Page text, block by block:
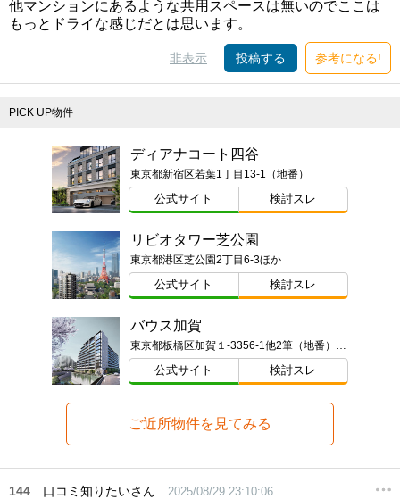
他マンションにあるような共用スペースは無いのでここは
もっとドライな感じだとは思います。
非表示 投稿する 参考になる!
PICK UP物件
ディアナコート四谷
東京都新宿区若葉1丁目13-1（地番）
公式サイト 検討スレ
リビオタワー芝公園
東京都港区芝公園2丁目6-3ほか
公式サイト 検討スレ
バウス加賀
東京都板橋区加賀１-3356-1他2筆（地番）ほか
公式サイト 検討スレ
ご近所物件を見てみる
144 口コミ知りたいさん 2025/08/29 23:10:06